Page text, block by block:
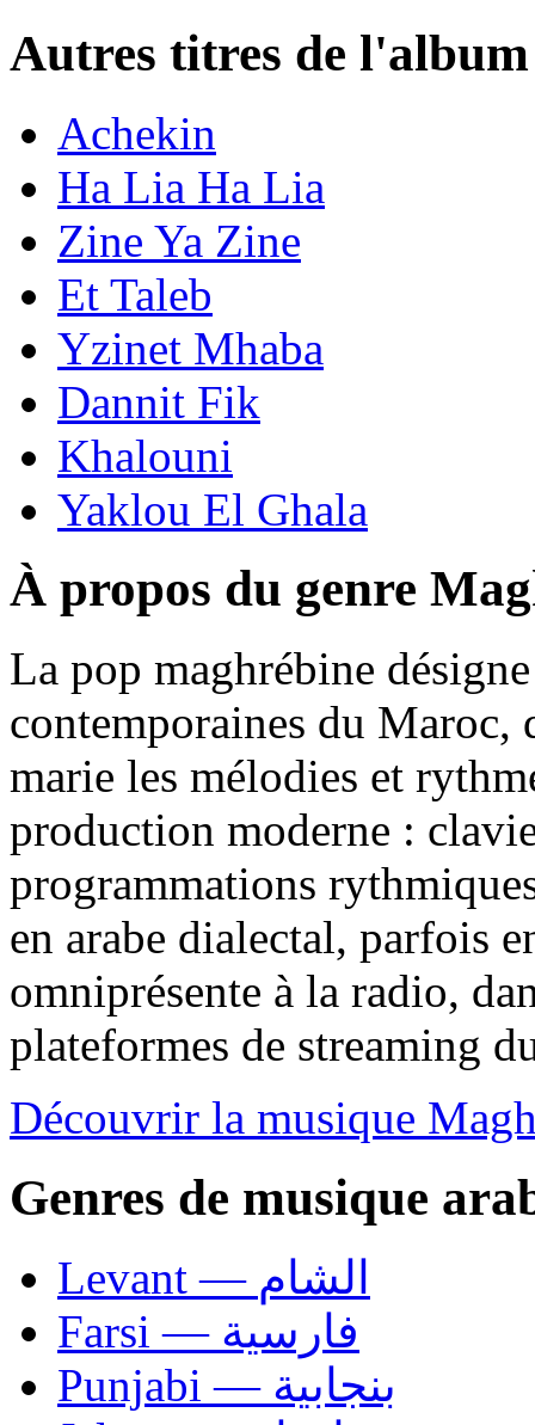
Autres titres de
Achekin
Ha Lia Ha Lia
Zine Ya Zine
Et Taleb
Yzinet Mhaba
Dannit Fik
Khalouni
Yaklou El Ghala
À propos du genre
La pop maghrébine
contemporaines du
marie les mélodies et
production moderne :
programmations
en arabe dialectal, parfois
omniprésente à la radio,
plateformes de streaming
Découvrir la musique
Genres de musique
Levant — الشام
Farsi — فارسية
Punjabi — بنجابية